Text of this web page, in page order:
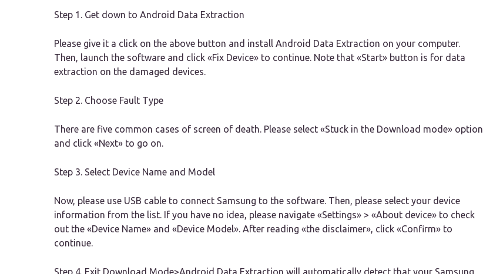
Step 1. Get down to Android Data Extraction
Please give it a click on the above button and install Android Data Extraction on your computer.
Then, launch the software and click «Fix Device» to continue. Note that «Start» button is for data
extraction on the damaged devices.
Step 2. Choose Fault Type
There are five common cases of screen of death. Please select «Stuck in the Download mode» option
and click «Next» to go on.
Step 3. Select Device Name and Model
Now, please use USB cable to connect Samsung to the software. Then, please select your device
information from the list. If you have no idea, please navigate «Settings» > «About device» to check
out the «Device Name» and «Device Model». After reading «the disclaimer», click «Confirm» to
continue.